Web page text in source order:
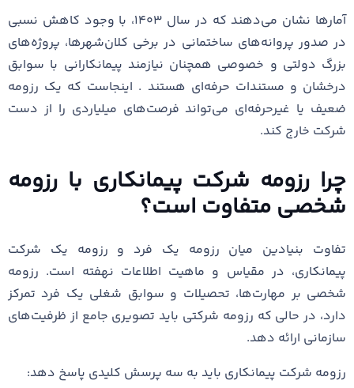
آمارها نشان می‌دهند که در سال ۱۴۰۳، با وجود کاهش نسبی
در صدور پروانه‌های ساختمانی در برخی کلان‌شهرها، پروژه‌های
بزرگ دولتی و خصوصی همچنان نیازمند پیمانکارانی با سوابق
درخشان و مستندات حرفه‌ای هستند . اینجاست که یک رزومه
ضعیف یا غیرحرفه‌ای می‌تواند فرصت‌های میلیاردی را از دست
شرکت خارج کند.
چرا رزومه شرکت پیمانکاری با رزومه
شخصی متفاوت است؟
تفاوت بنیادین میان رزومه یک فرد و رزومه یک شرکت
پیمانکاری، در مقیاس و ماهیت اطلاعات نهفته است. رزومه
شخصی بر مهارت‌ها، تحصیلات و سوابق شغلی یک فرد تمرکز
دارد، در حالی که رزومه شرکتی باید تصویری جامع از ظرفیت‌های
سازمانی ارائه دهد.
رزومه شرکت پیمانکاری باید به سه پرسش کلیدی پاسخ دهد: